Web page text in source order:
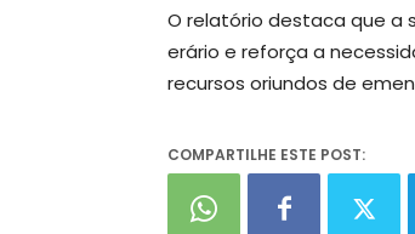
O relatório destaca que a
erário e reforça a
recursos oriundos de
COMPARTILHE ESTE POST: